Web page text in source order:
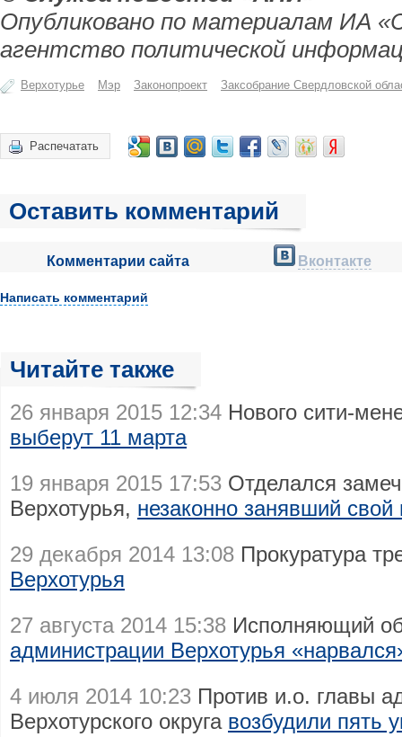
Опубликовано по материалам ИА
агентство политической
Верхотурье Мэр Законопроект Заксобрание Свердловской
Распечатать
Оставить комментарий
Комментарии сайта Вконтакте
Написать комментарий
Читайте также
26 января 2015 12:34 Нового сити-
выберут 11 марта
19 января 2015 17:53 Отделался
Верхотурья, незаконно занявший свой
29 декабря 2014 13:08 Прокуратура
Верхотурья
27 августа 2014 15:38 Исполняющий
администрации Верхотурья
4 июля 2014 10:23 Против и.о. главы
Верхотурского округа возбудили пять